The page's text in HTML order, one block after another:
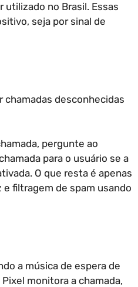
no Brasil. Essas
seja por sinal de
chamadas desconhecidas
pergunte ao
para o usuário se a
O que resta é apenas
filtragem de spam usando
a música de espera de
monitora a chamada,